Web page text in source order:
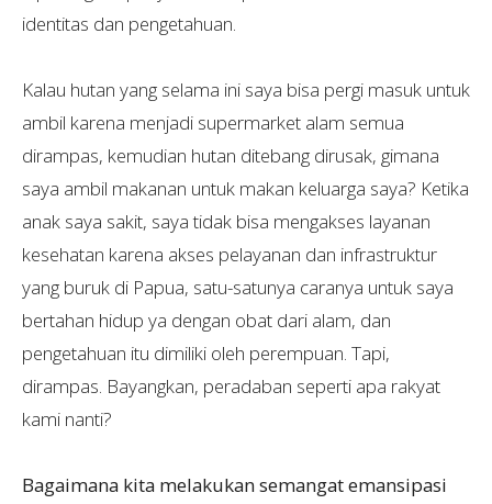
identitas dan pengetahuan.
Kalau hutan yang selama ini saya bisa pergi masuk untuk
ambil karena menjadi supermarket alam semua
dirampas, kemudian hutan ditebang dirusak, gimana
saya ambil makanan untuk makan keluarga saya? Ketika
anak saya sakit, saya tidak bisa mengakses layanan
kesehatan karena akses pelayanan dan infrastruktur
yang buruk di Papua, satu-satunya caranya untuk saya
bertahan hidup ya dengan obat dari alam, dan
pengetahuan itu dimiliki oleh perempuan. Tapi,
dirampas. Bayangkan, peradaban seperti apa rakyat
kami nanti?
Bagaimana kita melakukan semangat emansipasi